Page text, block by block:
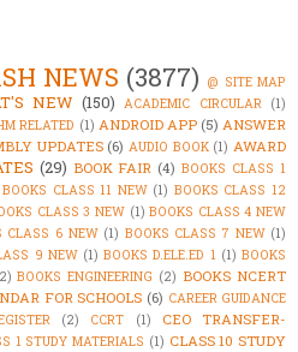
NEWS (3877) @ SITE MAP
NEW (150) ACADEMIC CIRCULAR (1)
RELATED (1) ANDROID APP (5) ANSWER
UPDATES (6) AUDIO BOOK (1) AWARD
(29) BOOK FAIR (4) BOOKS CLASS 1
BOOKS CLASS 11 NEW (1) BOOKS CLASS 12
CLASS 3 NEW (1) BOOKS CLASS 4 NEW
CLASS 6 NEW (1) BOOKS CLASS 7 NEW (1)
9 NEW (1) BOOKS D.ELE.ED 1 (1) BOOKS
BOOKS ENGINEERING (2) BOOKS NCERT
FOR SCHOOLS (6) CAREER GUIDANCE
(2) CCRT (1)
CEO TRANSFER-
1 STUDY MATERIALS (1) CLASS 10 STUDY